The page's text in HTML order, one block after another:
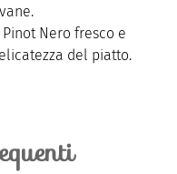
Nero fresco e
del piatto.